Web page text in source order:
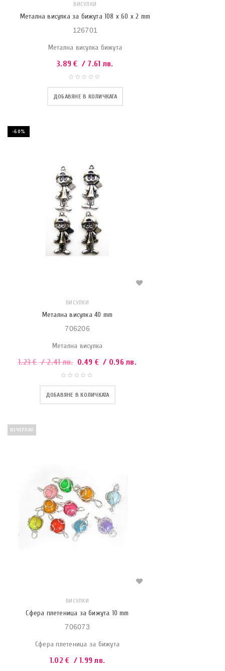
ВИСУЛКИ
Метална висулка за бижута 108 x 60 x 2 mm
126701
Метална висулка бижута
3.89€ / 7.61 лв.
ДОБАВЯНЕ В КОЛИЧКАТА
-60%
ВИСУЛКИ
Метална висулка 40 mm
706206
Метална висулка
1.23€ / 2.41 лв. 0.49 € / 0.96 лв.
ДОБАВЯНЕ В КОЛИЧКАТА
ИЗЧЕРПАН
ВИСУЛКИ
Сфера плетеница за бижута 10 mm
706073
Сфера плетеница за бижута
1.02€ / 1.99 лв.